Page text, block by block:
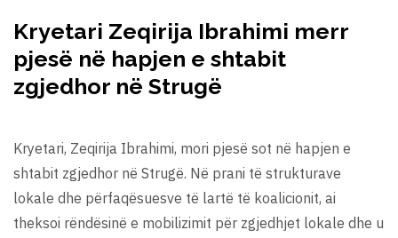
Kryetari Zeqirija Ibrahimi merr
pjesë në hapjen e shtabit
zgjedhor në Strugë
Kryetari, Zeqirija Ibrahimi, mori pjesë sot në hapjen e
shtabit zgjedhor në Strugë. Në prani të strukturave
lokale dhe përfaqësuesve të lartë të koalicionit, ai
theksoi rëndësinë e mobilizimit për zgjedhjet lokale dhe u